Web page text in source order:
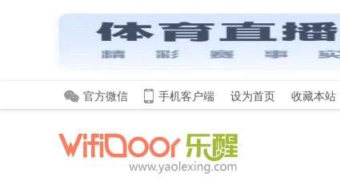
官方微信 手机客户端 设为首页 收藏本站